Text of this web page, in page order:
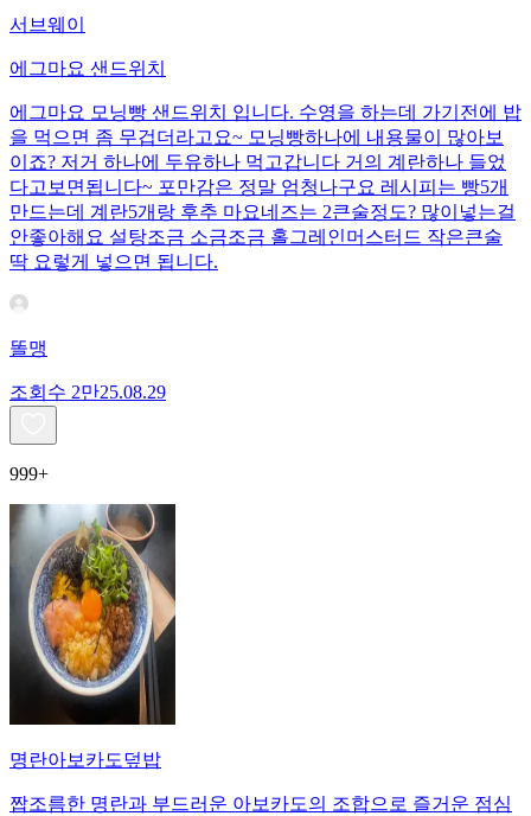
서브웨이
에그마요 샌드위치
에그마요 모닝빵 샌드위치 입니다. 수영을 하는데 가기전에 밥
을 먹으면 좀 무겁더라고요~ 모닝빵하나에 내용물이 많아보
이죠? 저거 하나에 두유하나 먹고갑니다 거의 계란하나 들었
다고보면됩니다~ 포만감은 정말 엄청나구요 레시피는 빵5개
만드는데 계란5개랑 후추 마요네즈는 2큰술정도? 많이넣는걸
안좋아해요 설탕조금 소금조금 홀그레인머스터드 작은큰술
딱 요렇게 넣으면 됩니다.
똘맹
조회수 2만25.08.29
999+
명란아보카도덮밥
짭조름한 명란과 부드러운 아보카도의 조합으로 즐거운 점심